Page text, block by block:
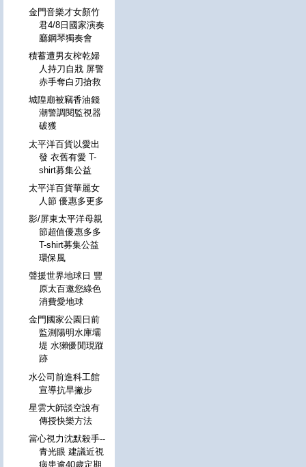
金門音樂才女顏竹
君4/8日國家演奏
廳鋼琴獨奏會
積蓄遭男友榨乾婦
人持刀自戕 屏警
赤手奪白刃搶救
城隍廟被竊香油錢
潮警調閱監視器
破獲
太平洋百貨以愛出
發 衣舊有愛 T-
shirt募集公益
太平洋百貨華麗女
人節 優惠多更多
影/屏東太平洋母親
節超值優惠多多
T-shirt募集公益
環保風
聲援世界地球日 豐
原太百邀您綠色
消費愛地球
金門國家公園日前
監測陽明水庫壩
堤 水獺優閒現蹤
跡
水公司前進科工館
宣導抗旱撇步
星雲大師談空說有
傳授快樂方法
當心視力沈默殺手--
青光眼 建議近視
病患逾40歲定期